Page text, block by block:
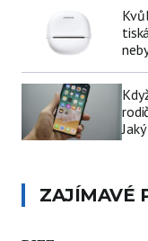
ZAJÍMAVÉ